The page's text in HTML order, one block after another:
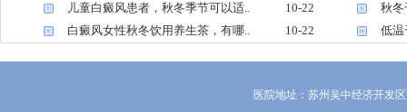
儿童白癜风患者，秋冬季节可以适.. 10-22 8 秋冬
9 白癜风女性秋冬饮用养生茶，有哪.. 10-22 10 低温
医院地址：苏州吴中经济开发